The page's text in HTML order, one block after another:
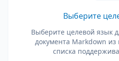
Выберите
Выберите целевой язык
документа Markdown
списка